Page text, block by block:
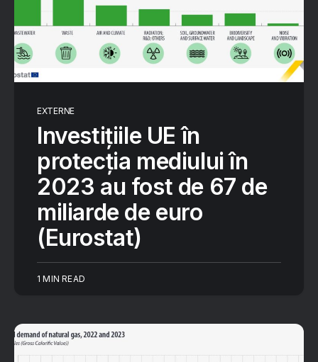
EXTERNE
Investițiile UE în
protecția mediului în
2023 au fost de 67 de
miliarde de euro
(Eurostat)
1 MIN READ